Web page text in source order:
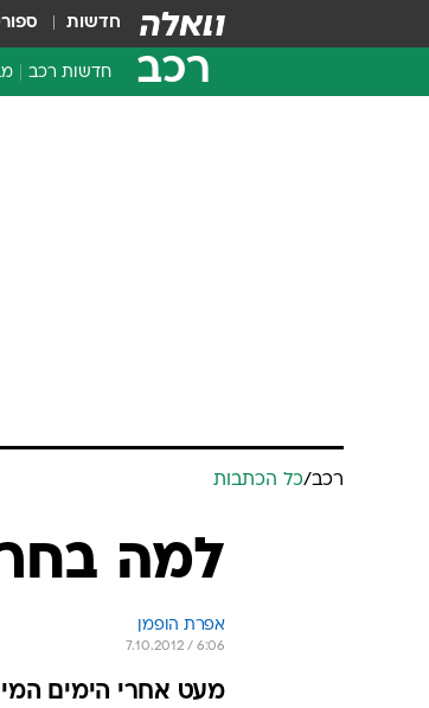
חדשות
רכב חדשות רכב
רכב/כל הכתבות
למה
אפרת הופמן
7.10.2012 / 6:06
מעט אחרי הימים